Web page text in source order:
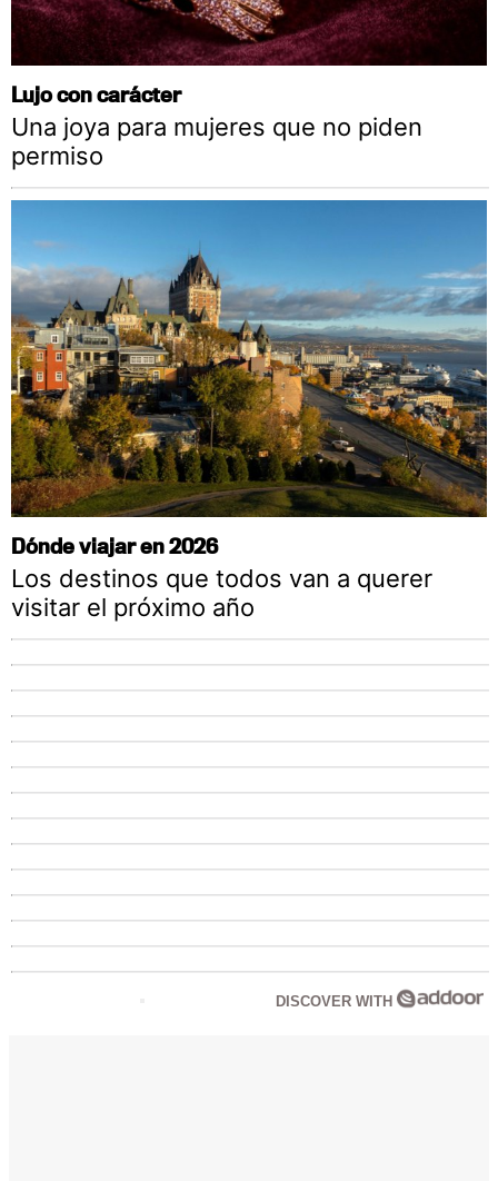
Lujo con carácter
Una joya para mujeres que no piden
permiso
Dónde viajar en 2026
Los destinos que todos van a querer
visitar el próximo año
DISCOVER WITH